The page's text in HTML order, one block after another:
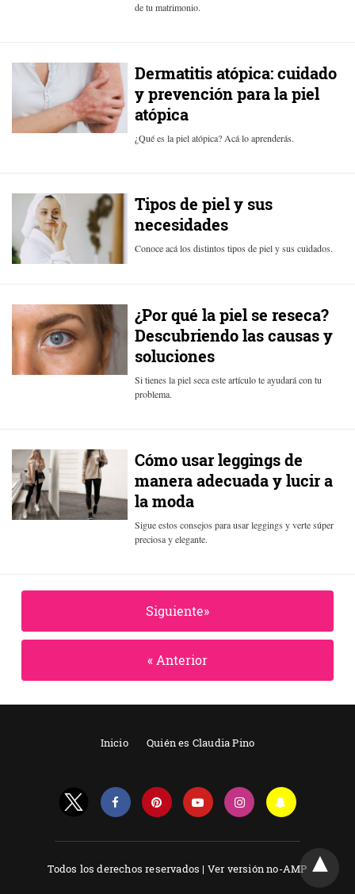
de tu matrimonio.
Dermatitis atópica: cuidado
y prevención para la piel
atópica
¿Qué es la piel atópica? Acá lo aprenderás.
Tipos de piel y sus
necesidades
Conoce acá los distintos tipos de piel y sus cuidados.
¿Por qué la piel se reseca?
Descubriendo las causas y
soluciones
Si tienes la piel seca este artículo te ayudará con tu
problema.
Cómo usar leggings de
manera adecuada y lucir a
la moda
Sigue estos consejos para usar leggings y verte súper
preciosa y elegante.
Siguiente»
« Anterior
Inicio Quién es Claudia Pino
Todos los derechos reservados | Ver versión no-AMP